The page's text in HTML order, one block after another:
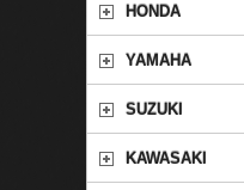
HONDA
YAMAHA
SUZUKI
KAWASAKI